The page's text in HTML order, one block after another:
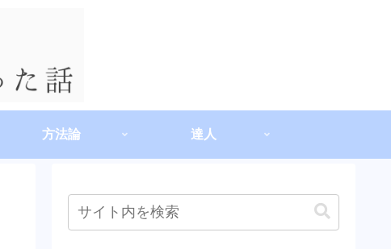
方法論 達人